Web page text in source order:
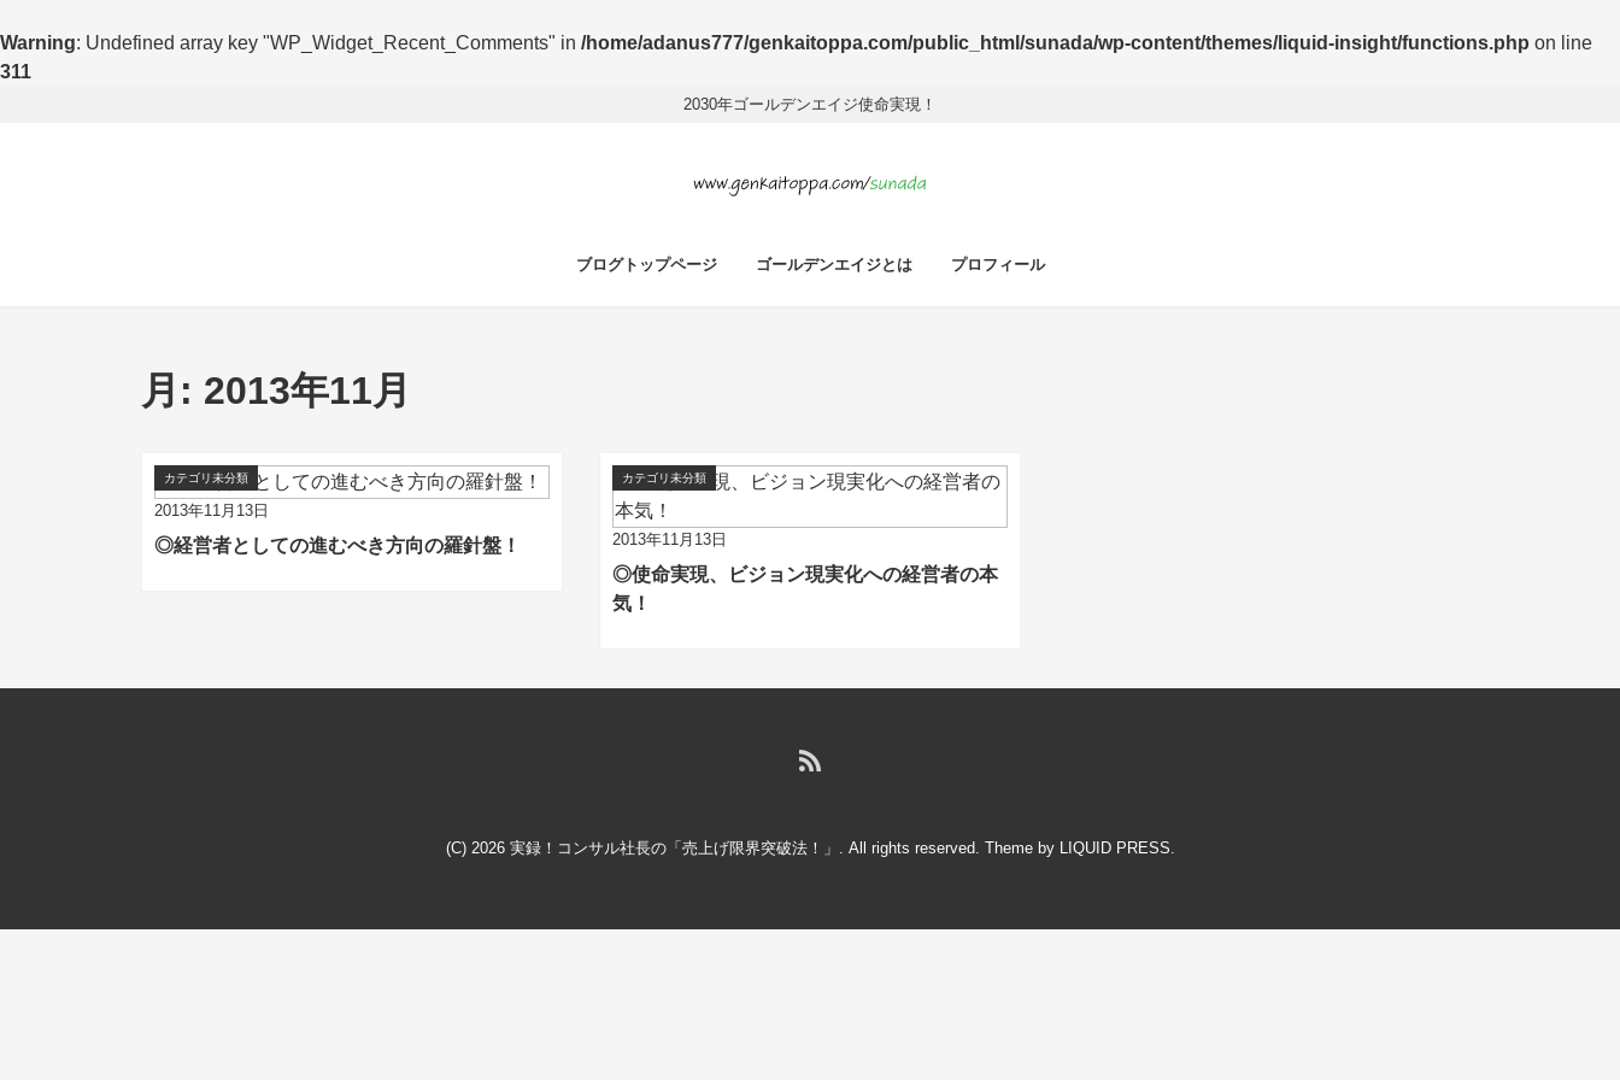
Warning: Undefined array key "WP_Widget_Recent_Comments" in /home/adanus777/genkaitoppa.com/public_html/sunada/wp-content/themes/liquid-insight/functions.php on line
311
2030年ゴールデンエイジ使命実現！
ブログトップページ ゴールデンエイジとは プロフィール
月: 2013年11月
2013年11月13日
カテゴリ未分類
◎経営者としての進むべき方向の羅針盤！ 2013年11月13日
カテゴリ未分類
◎使命実現、ビジョン現実化への経営者の本
気！
(C) 2026 実録！コンサル社長の「売上げ限界突破法！」 . All rights reserved. Theme by LIQUID PRESS